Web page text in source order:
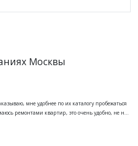
Москвы
мне удобнее по их каталогу пробежаться
ремонтами квартир, это очень удобно, не н...